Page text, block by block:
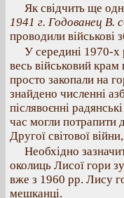
Як свідчить ще
1941 г. Годованец В.
проводили
У середині 1970-х
весь військовий
просто закопали на
знайдено численні
післявоєнні
час могли потрапити
Другої світової
Необхідно
околиць Лисої гори
вже з 1960 рр. Лису
мешканці.